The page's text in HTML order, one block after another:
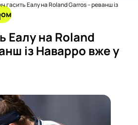
гасить Еалу на Roland Garros – реванш із
Еалу на Roland
із Наварро вже у